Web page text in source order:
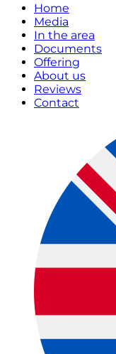
Home
Media
In the area
Documents
Offering
About us
Reviews
Contact